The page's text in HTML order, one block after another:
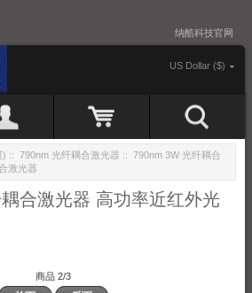
纳酷科技官网
US Dollar ($)
) :: 790nm 光纤耦合激光器 :: 790nm 3W 光纤耦合
激光器
合激光器 高功率近红外光
商品 2/3